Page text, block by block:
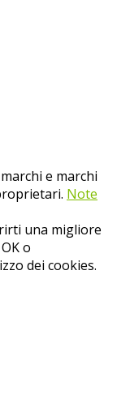
e marchi
Note
una migliore
o
dei cookies.